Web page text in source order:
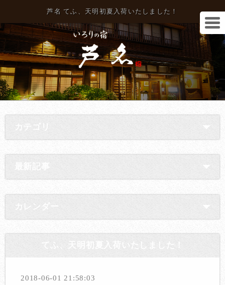
芦名 てふ、天明初夏入荷いたしました！
カテゴリ
最新記事
カレンダー
てふ、天明初夏入荷いたしました！
2018-06-01 21:58:03